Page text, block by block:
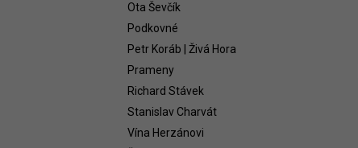
Ota Ševčík
Podkovné
Petr Koráb | Živá Hora
Prameny
Richard Stávek
Stanislav Charvát
Vína Herzánovi